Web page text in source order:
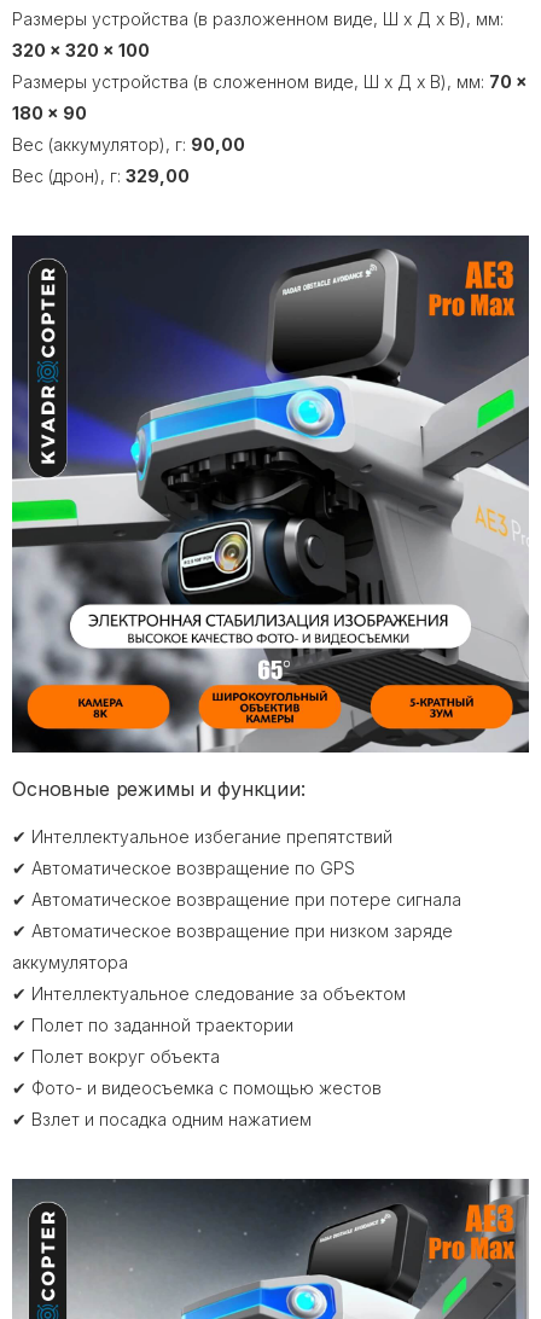
Размеры устройства (в разложенном виде, Ш x Д x В), мм:
320 × 320 × 100
Размеры устройства (в сложенном виде, Ш x Д x В), мм: 70 ×
180 × 90
Вес (аккумулятор), г: 90,00
Вес (дрон), г: 329,00
Основные режимы и функции:
✔ Интеллектуальное избегание препятствий
✔ Автоматическое возвращение по GPS
✔ Автоматическое возвращение при потере сигнала
✔ Автоматическое возвращение при низком заряде
аккумулятора
✔ Интеллектуальное следование за объектом
✔ Полет по заданной траектории
✔ Полет вокруг объекта
✔ Фото- и видеосъемка с помощью жестов
✔ Взлет и посадка одним нажатием